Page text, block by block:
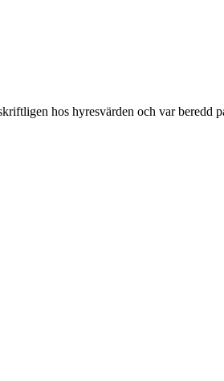
hos hyresvärden och var beredd